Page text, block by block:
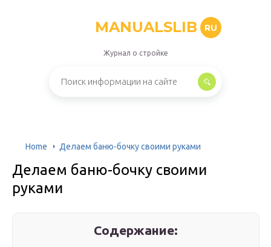
MANUALSLIB RU
Журнал о стройке
Home Делаем баню-бочку своими руками
Делаем баню-бочку своими
руками
Содержание: